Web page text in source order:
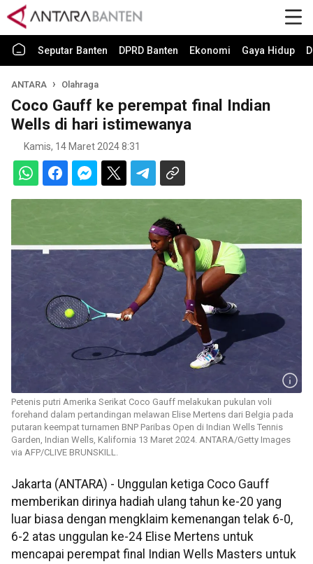
Seputar Banten DPRD Banten Ekonomi Gaya Hidup
ANTARA Olahraga
Coco Gauff ke perempat final Indian
Wells di hari istimewanya
Kamis, 14 Maret 2024 8:31
Petenis putri Amerika Serikat Coco Gauff melakukan pukulan voli
forehand dalam pertandingan melawan Elise Mertens dari Belgia pada
putaran keempat turnamen BNP Paribas Open di Indian Wells Tennis
Garden, Indian Wells, Kalifornia 13 Maret 2024. ANTARA/Getty Images
via AFP/CLIVE BRUNSKILL.
Jakarta (ANTARA) - Unggulan ketiga Coco Gauff
memberikan dirinya hadiah ulang tahun ke-20 yang
luar biasa dengan mengklaim kemenangan telak 6-0,
6-2 atas unggulan ke-24 Elise Mertens untuk
mencapai perempat final Indian Wells Masters untuk